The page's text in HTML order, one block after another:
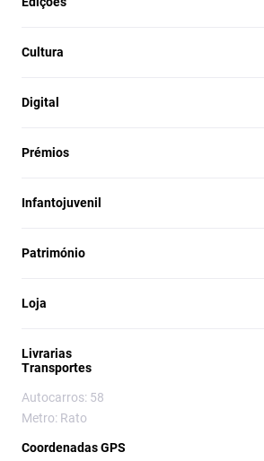
Cultura
Digital
Prémios
Infantojuvenil
Património
Loja
Livrarias
Transportes
Autocarros: 58
Metro: Rato
Coordenadas GPS